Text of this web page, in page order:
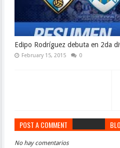
Edipo Rodríguez debuta en 2da
February 15, 2015 0
POST A COMMENT
No hay comentarios